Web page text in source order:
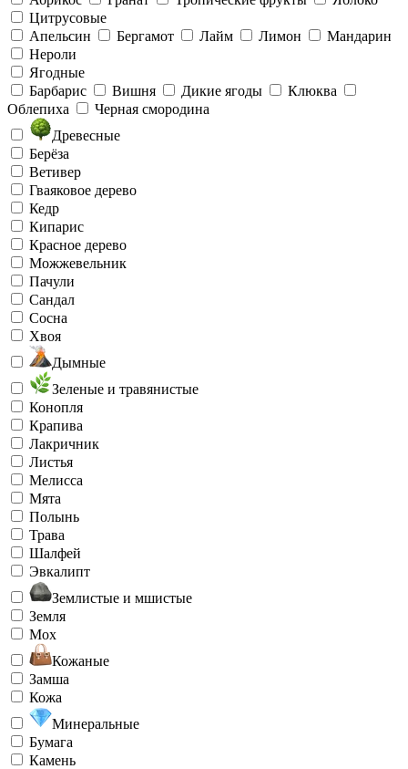
Цитрусовые
Апельсин
Бергамот Лайм Лимон
Мандарин
Нероли
Ягодные
Барбарис
Вишня Дикие ягоды
Клюква
Облепиха
Черная смородина
Древесные
Берёза
Ветивер
Гваяковое дерево
Кедр
Кипарис
Красное дерево
Можжевельник
Пачули
Сандал
Сосна
Хвоя
Дымные
Зеленые и травянистые
Конопля
Крапива
Лакричник
Листья
Мелисса
Мята
Полынь
Трава
Шалфей
Эвкалипт
Землистые и мшистые
Земля
Мох
Кожаные
Замша
Кожа
Минеральные
Бумага
Камень